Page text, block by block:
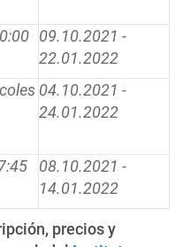
09.10.2021 -
22.01.2022
04.10.2021 -
24.01.2022
08.10.2021 -
14.01.2022
precios y